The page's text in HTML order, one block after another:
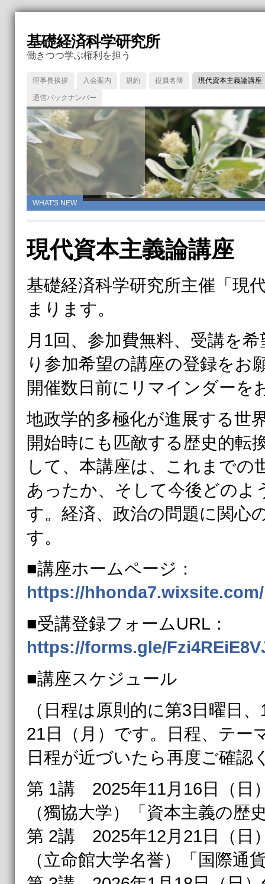
基礎経済科学研究所
働きつつ学ぶ権利を担う
理事長挨拶 入会案内 規約 役員名簿 現代資本主義論講座
通信バックナンバー
WHAT'S NEW
現代資本主義論講座
基礎経済科学研究所主催「現
まります。
月1回、参加費無料、受講を
り参加希望の講座の登録をお
開催数日前にリマインダーを
地政学的多極化が進展する世
開始時にも匹敵する歴史的転
して、本講座は、これまでの
あったか、そして今後どのよ
す。​経済、 政治の問題に関心
す。
■講座ホームページ：
https://
■受講登録フォームURL：
https://forms.gle/
■講座スケジュール
（日程は原則的に第3日曜日
21日（月）です。日程、テー
日程が近づいたら再度ご確認
第 1講 2025年11月16日（日
（獨協大学）「資本主義の歴
第 2講 2025年12月21日（日
（立命館大学名誉）「国際通